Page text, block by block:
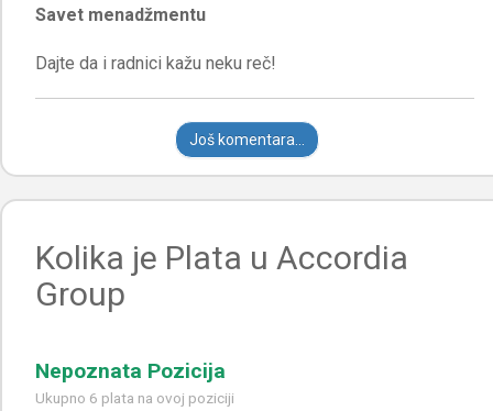
Savet menadžmentu
Još komentara...
Kolika je Plata u Accordia
Group
Nepoznata Pozicija
Ukupno 6 plata na ovoj poziciji